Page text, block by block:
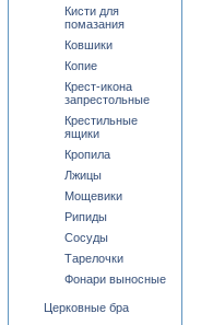
Кисти для
помазания
Ковшики
Копие
Крест-икона
запрестольные
Крестильные
ящики
Кропила
Лжицы
Мощевики
Рипиды
Сосуды
Тарелочки
Фонари выносные
Церковные бра